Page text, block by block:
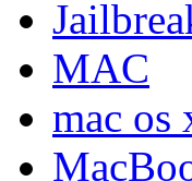
MAC
mac os